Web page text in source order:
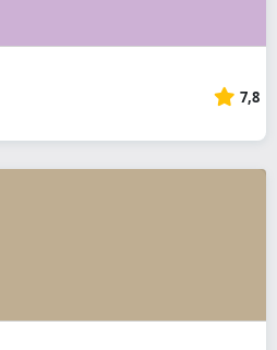
7,8